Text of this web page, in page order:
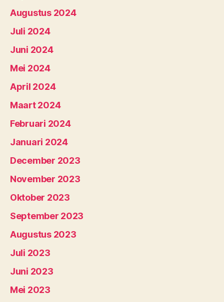
Augustus 2024
Juli 2024
Juni 2024
Mei 2024
April 2024
Maart 2024
Februari 2024
Januari 2024
December 2023
November 2023
Oktober 2023
September 2023
Augustus 2023
Juli 2023
Juni 2023
Mei 2023